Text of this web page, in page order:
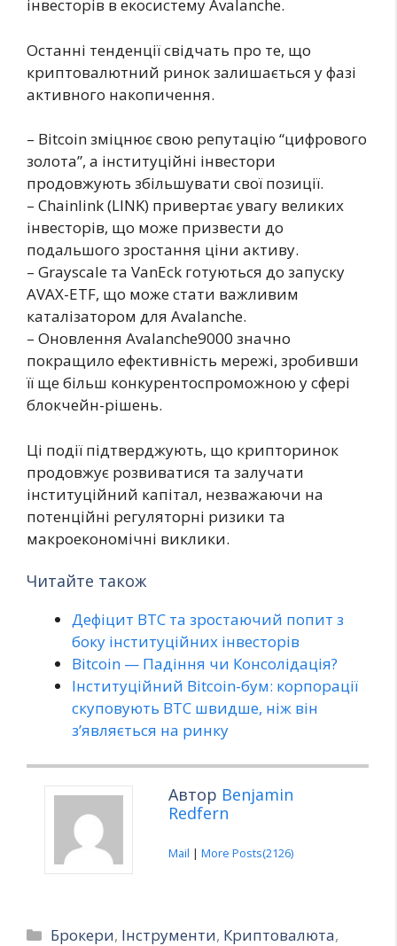
інвесторів в екосистему Avalanche.
Останні тенденції свідчать про те, що
криптовалютний ринок залишається у фазі
активного накопичення.
– Bitcoin зміцнює свою репутацію “цифрового
золота”, а інституційні інвестори
продовжують збільшувати свої позиції.
– Chainlink (LINK) привертає увагу великих
інвесторів, що може призвести до
подальшого зростання ціни активу.
– Grayscale та VanEck готуються до запуску
AVAX-ETF, що може стати важливим
каталізатором для Avalanche.
– Оновлення Avalanche9000 значно
покращило ефективність мережі, зробивши
її ще більш конкурентоспроможною у сфері
блокчейн-рішень.
Ці події підтверджують, що крипторинок
продовжує розвиватися та залучати
інституційний капітал, незважаючи на
потенційні регуляторні ризики та
макроекономічні виклики.
Читайте також
Дефіцит BTC та зростаючий попит з
боку інституційних інвесторів
Bitcoin — Падіння чи Консолідація?
Інституційний Bitcoin-бум: корпорації
скуповують BTC швидше, ніж він
з’являється на ринку
Автор Benjamin
Redfern
Mail | More Posts(2126)
Категорії
Брокери, Інструменти, Криптовалюта,